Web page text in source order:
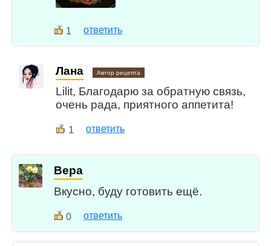
1 ответить
Лана Автор рецепта
Lilit, Благодарю за обратную связь,
очень рада, приятного аппетита!
1 ответить
Вера
Вкусно, буду готовить ещё.
0 ответить